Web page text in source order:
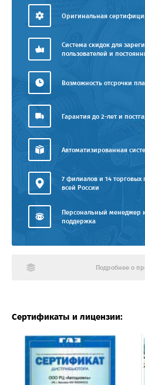
Оригинальная
Система скидок для
пользователей и
Возможность отсрочки
Гарантия до 2-лет и
Автоматизированная
7 филиалов и 14 торговых
всей России
Персональный менеджер
поддержка
Подробнее о
Сертификаты и лицензии: